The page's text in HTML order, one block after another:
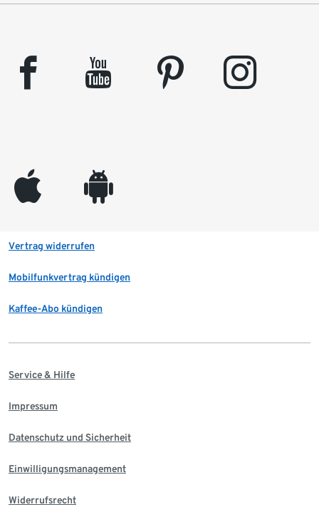
facebook youtube pinterest instagram
appleinc android
Vertrag widerrufen
Mobilfunkvertrag kündigen
Kaffee-Abo kündigen
Service & Hilfe
Impressum
Datenschutz und Sicherheit
Einwilligungsmanagement
Widerrufsrecht